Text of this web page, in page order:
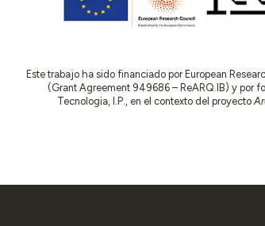
Este trabajo ha sido financiado por European
(Grant Agreement 949686 – ReARQ.IB) y por
Tecnologia, I.P., en el contexto del proyecto